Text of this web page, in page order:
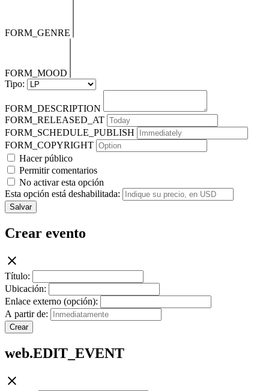
FORM_GENRE
FORM_MOOD
Tipo:
FORM_DESCRIPTION
FORM_RELEASED_AT
FORM_SCHEDULE_PUBLISH
FORM_COPYRIGHT
Hacer público
Permitir comentarios
No activar esta opción
Esta opción está deshabilitada:
Salvar
Crear evento
Título:
Ubicación:
Enlace externo (opción):
A partir de:
Crear
web.EDIT_EVENT